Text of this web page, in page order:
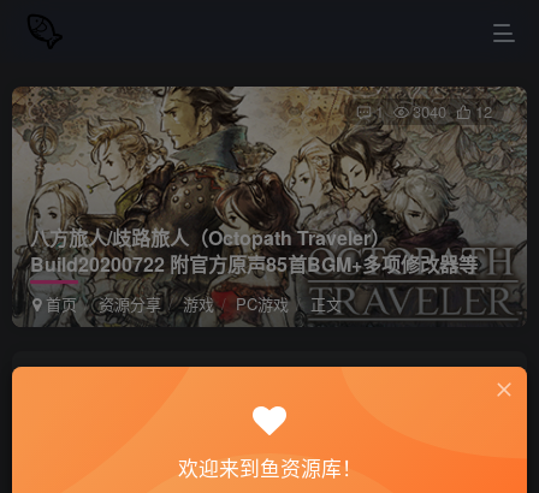
八方旅人/歧路旅人（Octopath Traveler）
Build20200722 附官方原声85首BGM+多项修改器等
首页 资源分享 游戏 PC游戏 正文
1 3040 12
私信
欢迎来到鱼资源库！